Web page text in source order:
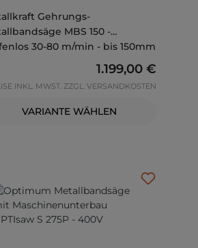
Gehrungs-
MBS 150 -
30-80 m/min - bis 150mm
Regulärer Preis:
1.199,00 €
INKL. MWST. ZZGL. VERSANDKOSTEN
VARIANTE WÄHLEN